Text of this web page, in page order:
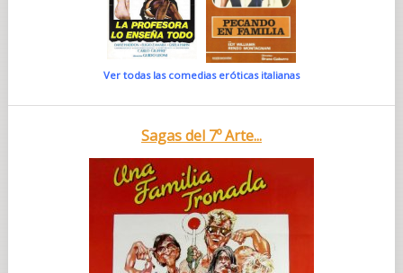
Ver todas las comedias eróticas italianas
Sagas del 7º Arte...